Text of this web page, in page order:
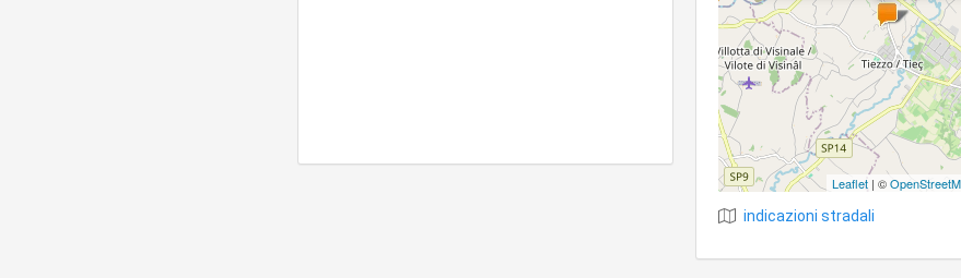
Leaflet | ©
indicazioni stradali